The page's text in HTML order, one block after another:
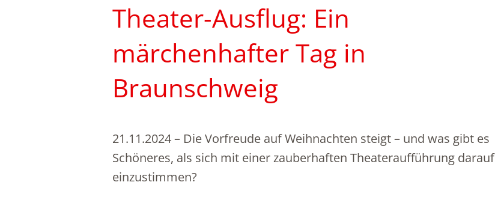
Theater-Ausflug: Ein
märchenhafter Tag in
Braunschweig
21.11.2024– Die Vorfreude auf Weihnachten steigt – und was gibt es
Schöneres, als sich mit einer zauberhaften Theateraufführung darauf
einzustimmen?